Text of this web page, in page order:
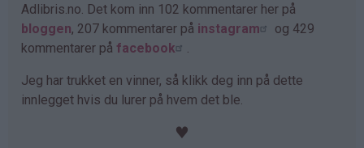
Adlibris.no. Det kom inn 102 kommentarer her på
bloggen, 207 kommentarer på instagram
og 429
kommentarer på facebook
Jeg har trukket en vinner, så klikk deg inn på dette
innlegget hvis du lurer på hvem det ble.
♥